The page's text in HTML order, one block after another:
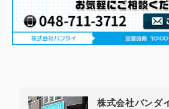
株式会社バンダ